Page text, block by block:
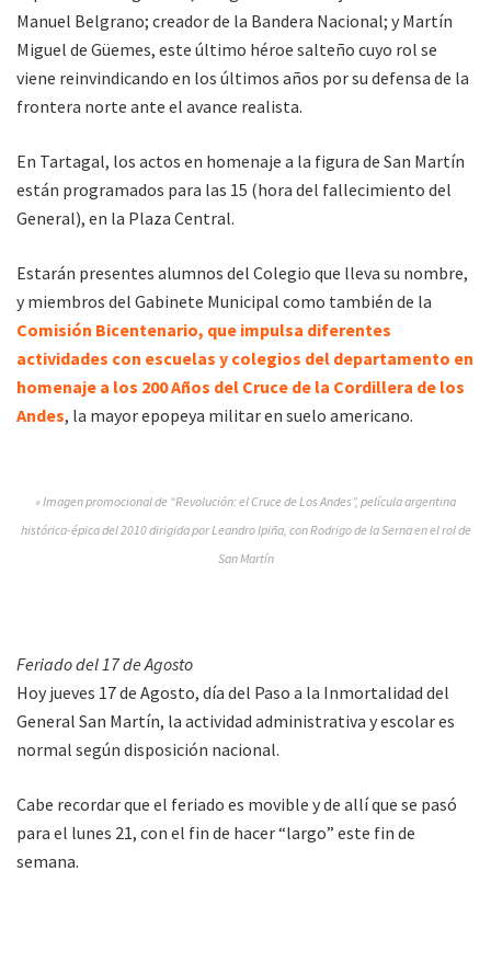
Manuel Belgrano; creador de la Bandera Nacional; y Martín
Miguel de Güemes, este último héroe salteño cuyo rol se
viene reinvindicando en los últimos años por su defensa de la
frontera norte ante el avance realista.
En Tartagal, los actos en homenaje a la figura de San Martín
están programados para las 15 (hora del fallecimiento del
General), en la Plaza Central.
Estarán presentes alumnos del Colegio que lleva su nombre,
y miembros del Gabinete Municipal como también de la
Comisión Bicentenario, que impulsa diferentes
actividades con escuelas y colegios del departamento en
homenaje a los 200 Años del Cruce de la Cordillera de los
Andes, la mayor epopeya militar en suelo americano.
» Imagen promocional de “Revolución: el Cruce de Los Andes”, película argentina
histórica-épica del 2010 dirigida por Leandro Ipiña, con Rodrigo de la Serna en el rol de
San Martín
Feriado del 17 de Agosto
Hoy jueves 17 de Agosto, día del Paso a la Inmortalidad del
General San Martín, la actividad administrativa y escolar es
normal según disposición nacional.
Cabe recordar que el feriado es movible y de allí que se pasó
para el lunes 21, con el fin de hacer “largo” este fin de
semana.